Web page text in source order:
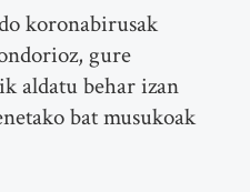
koronabirusak
gure
aldatu behar izan
bat musukoak